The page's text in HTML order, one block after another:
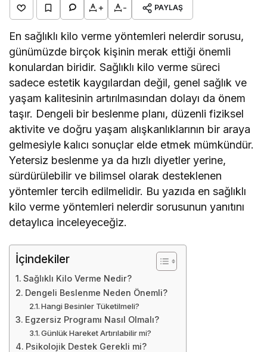
+ - PAYLAŞ
En sağlıklı kilo verme yöntemleri nelerdir sorusu,
günümüzde birçok kişinin merak ettiği önemli
konulardan biridir. Sağlıklı kilo verme süreci
sadece estetik kaygılardan değil, genel sağlık ve
yaşam kalitesinin artırılmasından dolayı da önem
taşır. Dengeli bir beslenme planı, düzenli fiziksel
aktivite ve doğru yaşam alışkanlıklarının bir araya
gelmesiyle kalıcı sonuçlar elde etmek mümkündür.
Yetersiz beslenme ya da hızlı diyetler yerine,
sürdürülebilir ve bilimsel olarak desteklenen
yöntemler tercih edilmelidir. Bu yazıda en sağlıklı
kilo verme yöntemleri nelerdir sorusunun yanıtını
detaylıca inceleyeceğiz.
İçindekiler
Sağlıklı Kilo Verme Nedir?
Dengeli Beslenme Neden Önemli?
Hangi Besinler Tüketilmeli?
Egzersiz Programı Nasıl Olmalı?
Günlük Hareket Artırılabilir mi?
Psikolojik Destek Gerekli mi?